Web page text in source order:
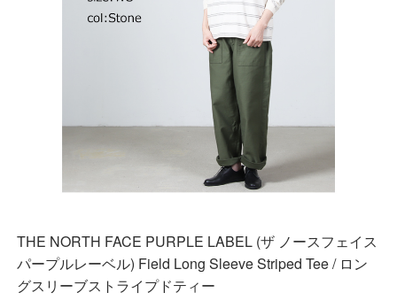
THE NORTH FACE PURPLE LABEL (ザ ノースフェイス
パープルレーベル) Field Long Sleeve Striped Tee / ロン
グスリーブストライプドティー